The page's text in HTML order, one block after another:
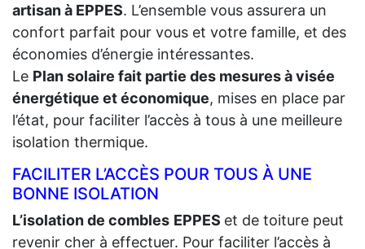
artisan à EPPES. L’ensemble vous assurera un
confort parfait pour vous et votre famille, et des
économies d’énergie intéressantes.
Le Plan solaire fait partie des mesures à visée
énergétique et économique, mises en place par
l’état, pour faciliter l’accès à tous à une meilleure
isolation thermique.
FACILITER L’ACCÈS POUR TOUS À UNE
BONNE ISOLATION
L’isolation de combles EPPES et de toiture peut
revenir cher à effectuer. Pour faciliter l’accès à